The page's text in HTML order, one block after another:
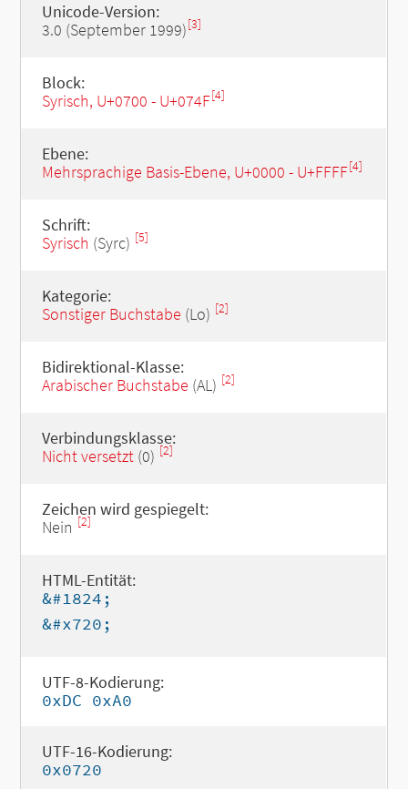
Unicode-Version:
3.0 (September 1999)[3]
Block:
Syrisch, U+0700 - U+074F[4]
Ebene:
Mehrsprachige Basis-Ebene, U+0000 - U+FFFF[4]
Schrift:
Syrisch (Syrc) [5]
Kategorie:
Sonstiger Buchstabe (Lo) [2]
Bidirektional-Klasse:
Arabischer Buchstabe (AL) [2]
Verbindungsklasse:
Nicht versetzt(0) [2]
Zeichen wird gespiegelt:
Nein [2]
HTML-Entität:
&#1824;
&#x720;
UTF-8-Kodierung:
0xDC 0xA0
UTF-16-Kodierung:
0x0720